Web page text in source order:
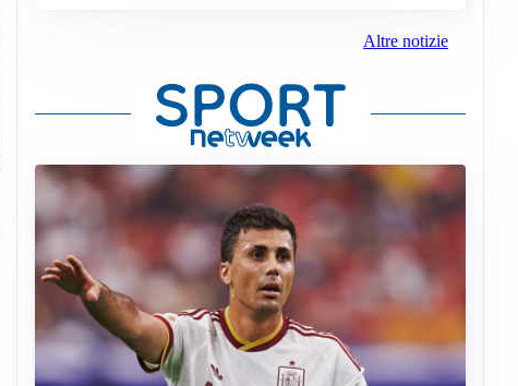
Altre notizie